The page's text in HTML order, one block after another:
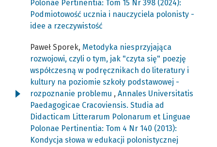
Polonae Pertinentia: Tom 15 Nr 398 (2024):
Podmiotowość ucznia i nauczyciela polonisty -
idee a rzeczywistość
Paweł Sporek, Metodyka niesprzyjająca
rozwojowi, czyli o tym, jak "czyta się" poezję
współczesną w podręcznikach do literatury i
kultury na poziomie szkoły podstawowej -
rozpoznanie problemu , Annales Universitatis
Paedagogicae Cracoviensis. Studia ad
Didacticam Litterarum Polonarum et Linguae
Polonae Pertinentia: Tom 4 Nr 140 (2013):
Kondycja słowa w edukacji polonistycznej